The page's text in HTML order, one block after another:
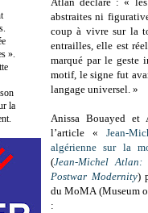
abstraites ni
coup à vivre sur la
entrailles, elle est
marqué par le geste
motif, le signe fut
langage universel. »
Anissa Bouayed et
l’article « Jean-
algérienne sur la
(Jean-Michel
Postwar Modernity)
du MoMA (Museum
:
».
la